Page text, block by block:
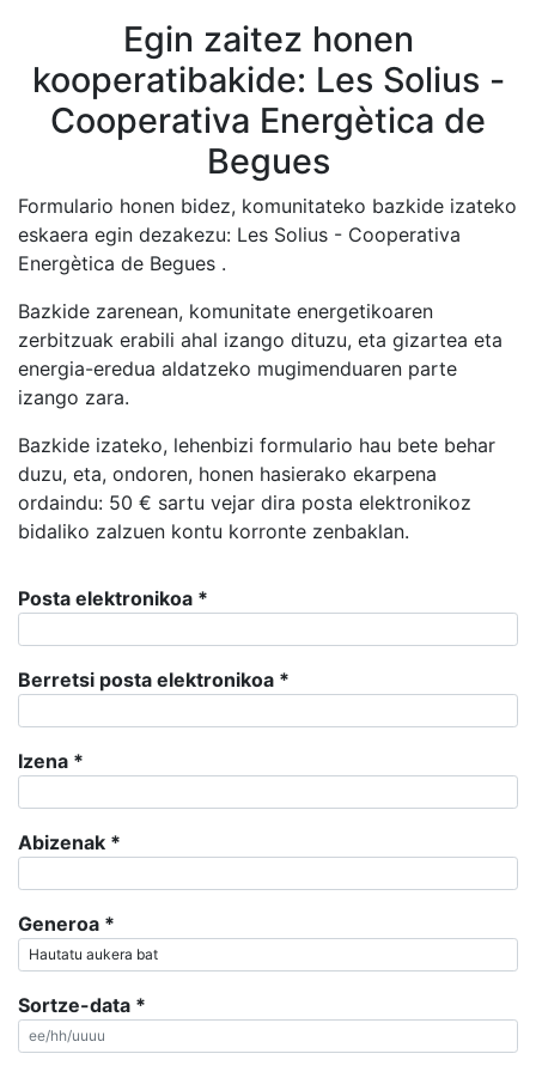
Egin zaitez honen
kooperatibakide: Les Solius -
Cooperativa Energètica de
Begues
Formulario honen bidez, komunitateko bazkide izateko
eskaera egin dezakezu: Les Solius - Cooperativa
Energètica de Begues .
Bazkide zarenean, komunitate energetikoaren
zerbitzuak erabili ahal izango dituzu, eta gizartea eta
energia-eredua aldatzeko mugimenduaren parte
izango zara.
Bazkide izateko, lehenbizi formulario hau bete behar
duzu, eta, ondoren, honen hasierako ekarpena
ordaindu: 50 € sartu vejar dira posta elektronikoz
bidaliko zalzuen kontu korronte zenbaklan.
Posta elektronikoa *
Berretsi posta elektronikoa *
Izena *
Abizenak *
Generoa *
Sortze-data *